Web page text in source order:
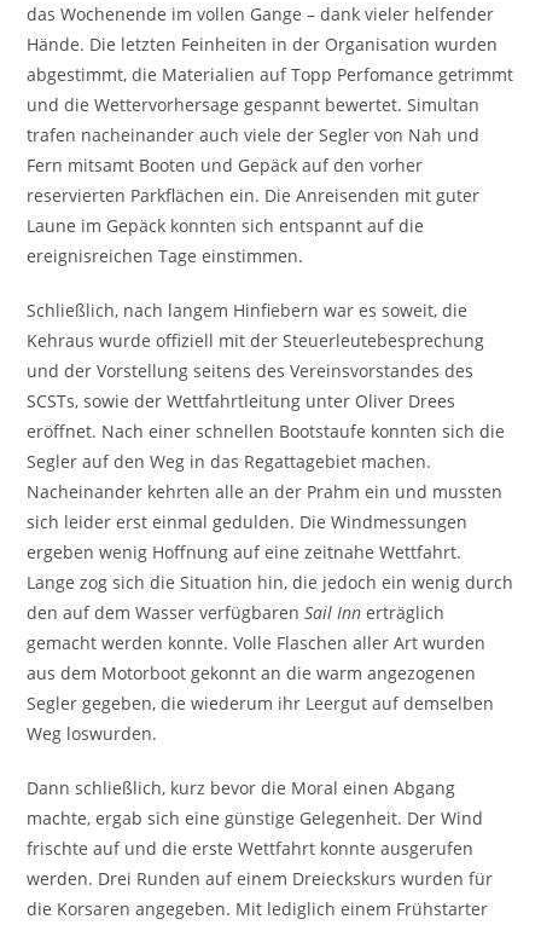
das Wochenende im vollen Gange – dank vieler helfender
Hände. Die letzten Feinheiten in der Organisation wurden
abgestimmt, die Materialien auf Topp Perfomance getrimmt
und die Wettervorhersage gespannt bewertet. Simultan
trafen nacheinander auch viele der Segler von Nah und
Fern mitsamt Booten und Gepäck auf den vorher
reservierten Parkflächen ein. Die Anreisenden mit guter
Laune im Gepäck konnten sich entspannt auf die
ereignisreichen Tage einstimmen.
Schließlich, nach langem Hinfiebern war es soweit, die
Kehraus wurde offiziell mit der Steuerleutebesprechung
und der Vorstellung seitens des Vereinsvorstandes des
SCSTs, sowie der Wettfahrtleitung unter Oliver Drees
eröffnet. Nach einer schnellen Bootstaufe konnten sich die
Segler auf den Weg in das Regattagebiet machen.
Nacheinander kehrten alle an der Prahm ein und mussten
sich leider erst einmal gedulden. Die Windmessungen
ergeben wenig Hoffnung auf eine zeitnahe Wettfahrt.
Lange zog sich die Situation hin, die jedoch ein wenig durch
den auf dem Wasser verfügbarenSail Inn erträglich
gemacht werden konnte. Volle Flaschen aller Art wurden
aus dem Motorboot gekonnt an die warm angezogenen
Segler gegeben, die wiederum ihr Leergut auf demselben
Weg loswurden.
Dann schließlich, kurz bevor die Moral einen Abgang
machte, ergab sich eine günstige Gelegenheit. Der Wind
frischte auf und die erste Wettfahrt konnte ausgerufen
werden. Drei Runden auf einem Dreieckskurs wurden für
die Korsaren angegeben. Mit lediglich einem Frühstarter